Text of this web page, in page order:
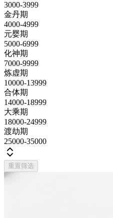
3000-3999
金丹期
4000-4999
元婴期
5000-6999
化神期
7000-9999
炼虚期
10000-13999
合体期
14000-18999
大乘期
18000-24999
渡劫期
25000-35000
重置筛选